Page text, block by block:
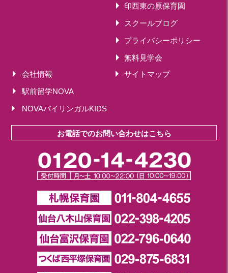
2018年 06月(21)
2018年 05月(11)
印西東の原保育園
スクールブログ
プライバシーポリシー
無料見学会
会社情報
サイトマップ
駅前留学NOVA
NOVAバイリンガルKIDS
お電話でのお問い合わせはこちら